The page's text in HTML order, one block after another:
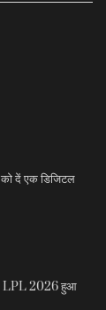
दें एक डिजिटल
से LPL 2026 हुआ